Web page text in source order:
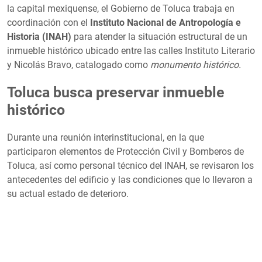
la capital mexiquense, el Gobierno de Toluca trabaja en
coordinación con el Instituto Nacional de Antropología e
Historia (INAH) para atender la situación estructural de un
inmueble histórico ubicado entre las calles Instituto Literario
y Nicolás Bravo, catalogado como monumento histórico.
Toluca busca preservar inmueble
histórico
Durante una reunión interinstitucional, en la que
participaron elementos de Protección Civil y Bomberos de
Toluca, así como personal técnico del INAH, se revisaron los
antecedentes del edificio y las condiciones que lo llevaron a
su actual estado de deterioro.